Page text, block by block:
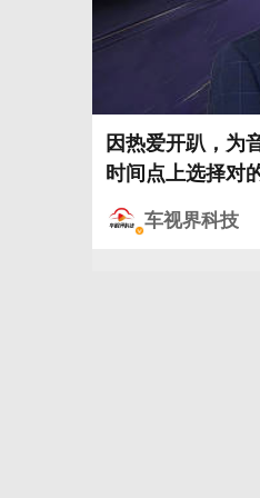
因热爱开趴，为
时间点上选择对
车视界科技